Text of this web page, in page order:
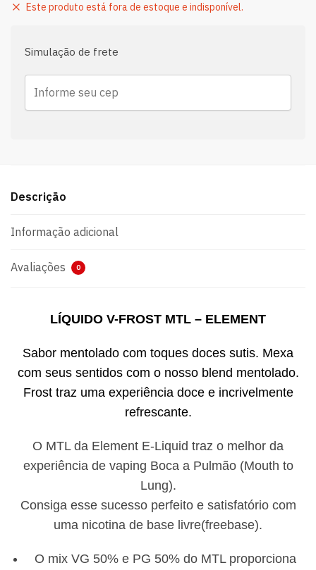
Este produto está fora de estoque e indisponível.
Simulação de frete
Descrição
Informação adicional
Avaliações 0
LÍQUIDO V-FROST MTL – ELEMENT
Sabor mentolado com toques doces sutis. Mexa
com seus sentidos com o nosso blend mentolado.
Frost traz uma experiência doce e incrivelmente
refrescante.
O MTL da Element E-Liquid traz o melhor da
experiência de vaping Boca a Pulmão (Mouth to
Lung).
Consiga esse sucesso perfeito e satisfatório com
uma nicotina de base livre(freebase).
O mix VG 50% e PG 50% do MTL proporciona